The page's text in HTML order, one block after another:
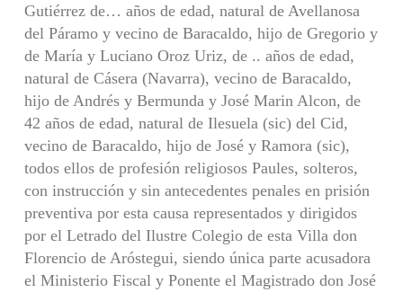
Gutiérrez de… años de edad, natural de Avellanosa
del Páramo y vecino de Baracaldo, hijo de Gregorio y
de María y Luciano Oroz Uriz, de .. años de edad,
natural de Cásera (Navarra), vecino de Baracaldo,
hijo de Andrés y Bermunda y José Marin Alcon, de
42 años de edad, natural de Ilesuela (sic) del Cid,
vecino de Baracaldo, hijo de José y Ramora (sic),
todos ellos de profesión religiosos Paules, solteros,
con instrucción y sin antecedentes penales en prisión
preventiva por esta causa representados y dirigidos
por el Letrado del Ilustre Colegio de esta Villa don
Florencio de Aróstegui, siendo única parte acusadora
el Ministerio Fiscal y Ponente el Magistrado don José